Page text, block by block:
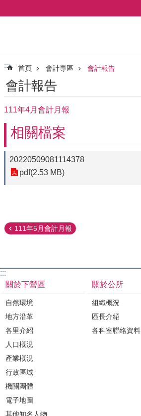
::: 首頁 會計專區 會計報告
會計報告
111年4月會計月報
相關檔案
20220509081114378
pdf(2.53 MB)
111年5月會計月報
:::
關於下營區
自然環境
地方沿革
各里介紹
人口概況
產業概況
行政區域
機關團體
電子地圖
其他知名人物
關於公所
組織概況
區長介紹
各科室聯絡資料